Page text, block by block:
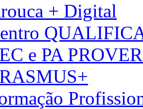
+ Digital
e PA